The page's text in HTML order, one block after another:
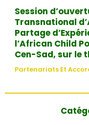
Session
Transnational
Partage
l’African Child
Cen-Sad, sur le
Partenariats Et